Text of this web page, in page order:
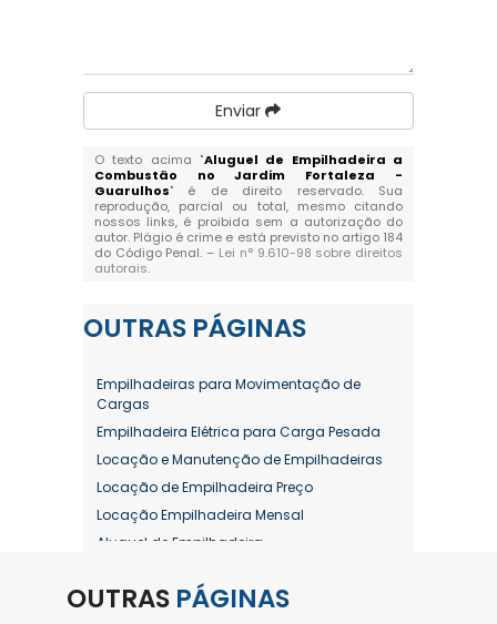
Enviar
O texto acima "Aluguel de Empilhadeira a
Combustão no Jardim Fortaleza -
Guarulhos" é de direito reservado. Sua
reprodução, parcial ou total, mesmo citando
nossos links, é proibida sem a autorização do
autor. Plágio é crime e está previsto no artigo 184
do Código Penal. – Lei n° 9.610-98 sobre direitos
autorais.
OUTRAS PÁGINAS
Empilhadeiras para Movimentação de
Cargas
Empilhadeira Elétrica para Carga Pesada
Locação e Manutenção de Empilhadeiras
Locação de Empilhadeira Preço
Locação Empilhadeira Mensal
Aluguel de Empilhadeira
Aluguel de Empilhadeira Diária Valor
OUTRAS PÁGINAS